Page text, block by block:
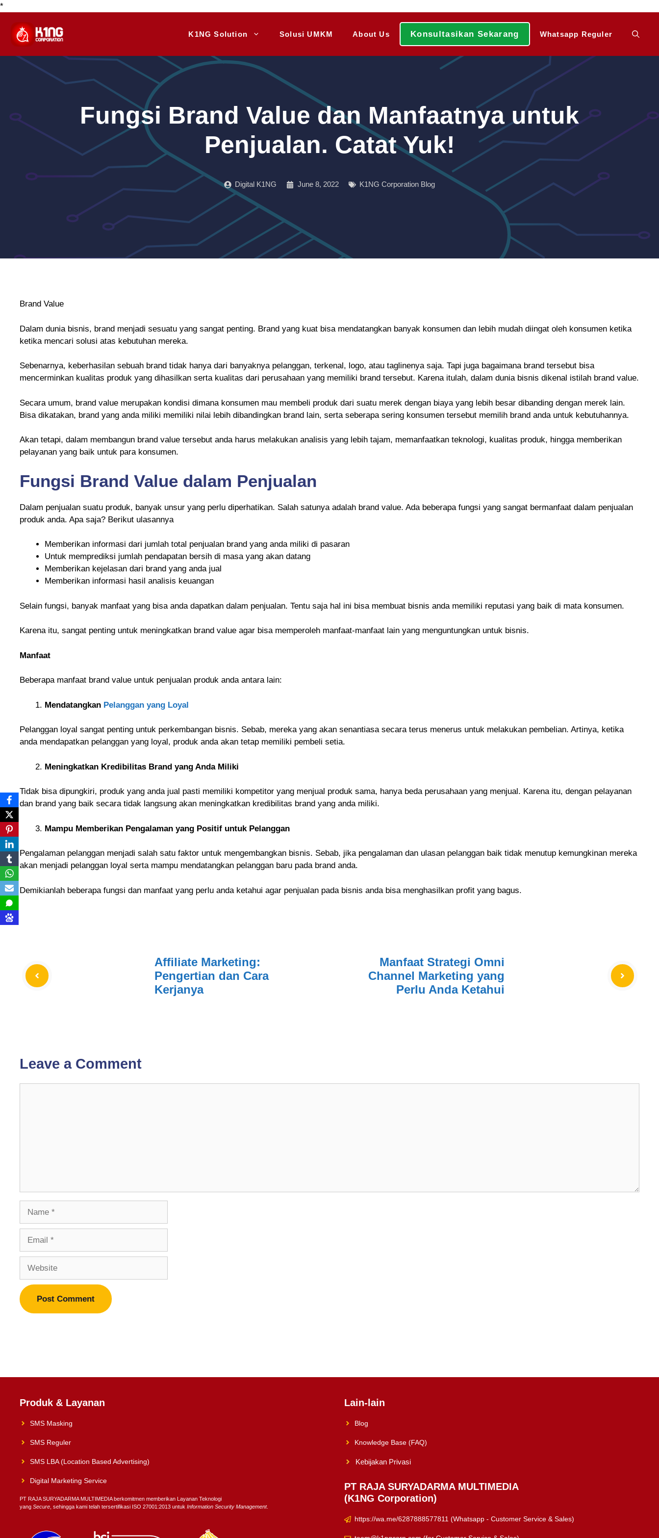
*
content
K1NG Solution Solusi UMKM About Us Konsultasikan Sekarang Whatsapp Reguler
Fungsi Brand Value dan Manfaatnya untuk
Penjualan. Catat Yuk!
Digital K1NG June 8, 2022 K1NG Corporation Blog
Brand Value
Dalam dunia bisnis, brand menjadi sesuatu yang sangat penting. Brand yang kuat bisa mendatangkan banyak konsumen dan lebih mudah diingat oleh konsumen ketika
ketika mencari solusi atas kebutuhan mereka.
Sebenarnya, keberhasilan sebuah brand tidak hanya dari banyaknya pelanggan, terkenal, logo, atau taglinenya saja. Tapi juga bagaimana brand tersebut bisa
mencerminkan kualitas produk yang dihasilkan serta kualitas dari perusahaan yang memiliki brand tersebut. Karena itulah, dalam dunia bisnis dikenal istilah brand value.
Secara umum, brand value merupakan kondisi dimana konsumen mau membeli produk dari suatu merek dengan biaya yang lebih besar dibanding dengan merek lain.
Bisa dikatakan, brand yang anda miliki memiliki nilai lebih dibandingkan brand lain, serta seberapa sering konsumen tersebut memilih brand anda untuk kebutuhannya.
Akan tetapi, dalam membangun brand value tersebut anda harus melakukan analisis yang lebih tajam, memanfaatkan teknologi, kualitas produk, hingga memberikan
pelayanan yang baik untuk para konsumen.
Fungsi Brand Value dalam Penjualan
Dalam penjualan suatu produk, banyak unsur yang perlu diperhatikan. Salah satunya adalah brand value. Ada beberapa fungsi yang sangat bermanfaat dalam penjualan
produk anda. Apa saja? Berikut ulasannya
Memberikan informasi dari jumlah total penjualan brand yang anda miliki di pasaran
Untuk memprediksi jumlah pendapatan bersih di masa yang akan datang
Memberikan kejelasan dari brand yang anda jual
Memberikan informasi hasil analisis keuangan
Selain fungsi, banyak manfaat yang bisa anda dapatkan dalam penjualan. Tentu saja hal ini bisa membuat bisnis anda memiliki reputasi yang baik di mata konsumen.
Karena itu, sangat penting untuk meningkatkan brand value agar bisa memperoleh manfaat-manfaat lain yang menguntungkan untuk bisnis.
Manfaat
Beberapa manfaat brand value untuk penjualan produk anda antara lain:
Mendatangkan Pelanggan yang Loyal
Pelanggan loyal sangat penting untuk perkembangan bisnis. Sebab, mereka yang akan senantiasa secara terus menerus untuk melakukan pembelian. Artinya, ketika
anda mendapatkan pelanggan yang loyal, produk anda akan tetap memiliki pembeli setia.
Meningkatkan Kredibilitas Brand yang Anda Miliki
Tidak bisa dipungkiri, produk yang anda jual pasti memiliki kompetitor yang menjual produk sama, hanya beda perusahaan yang menjual. Karena itu, dengan pelayanan
dan brand yang baik secara tidak langsung akan meningkatkan kredibilitas brand yang anda miliki.
Mampu Memberikan Pengalaman yang Positif untuk Pelanggan
Pengalaman pelanggan menjadi salah satu faktor untuk mengembangkan bisnis. Sebab, jika pengalaman dan ulasan pelanggan baik tidak menutup kemungkinan mereka
akan menjadi pelanggan loyal serta mampu mendatangkan pelanggan baru pada brand anda.
Demikianlah beberapa fungsi dan manfaat yang perlu anda ketahui agar penjualan pada bisnis anda bisa menghasilkan profit yang bagus.
Affiliate Marketing:
Pengertian dan Cara
Kerjanya
Manfaat Strategi Omni
Channel Marketing yang
Perlu Anda Ketahui
Leave a Comment
Produk & Layanan
SMS Masking
SMS Reguler
SMS LBA (Location Based Advertising)
Digital Marketing Service
PT RAJA SURYADARMA MULTIMEDIA berkomitmen memberikan Layanan Teknologi
yang Secure , sehingga kami telah tersertifikasi ISO 27001:2013 untuk Information Security Management.
Lain-lain
Blog
Knowledge Base (FAQ)
Kebijakan Privasi
PT RAJA SURYADARMA MULTIMEDIA
(K1NG Corporation)
https://wa.me/6287888577811 (Whatsapp - Customer Service & Sales)